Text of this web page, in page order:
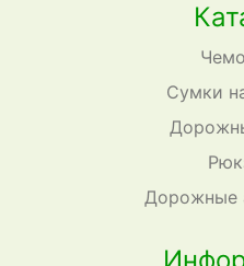
Сумки
Дорожные